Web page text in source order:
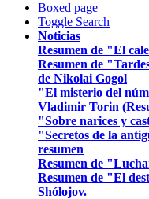
Boxed page
Toggle Search
Noticias
Resumen de "El
Resumen de
de Nikolai Gogol
"El misterio del
Vladimir Torin
"Sobre narices y
"Secretos de la
resumen
Resumen de
Resumen de "El
Shólojov.